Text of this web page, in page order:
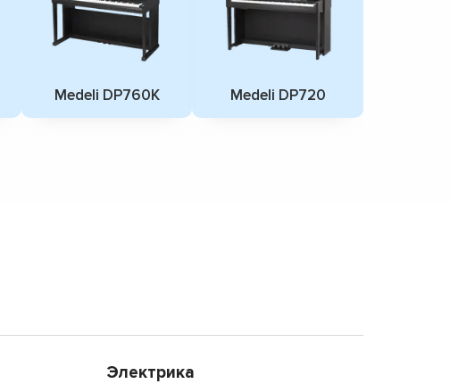
Medeli DP760K Medeli DP720
Электрика